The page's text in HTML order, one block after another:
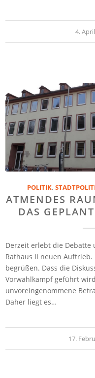
4.
POLITIK,
ATMENDES
DAS
Derzeit erlebt die Debatte
Rathaus II neuen
begrüßen. Dass die
Vorwahlkampf geführt
unvoreingenommene
Daher liegt es…
17.